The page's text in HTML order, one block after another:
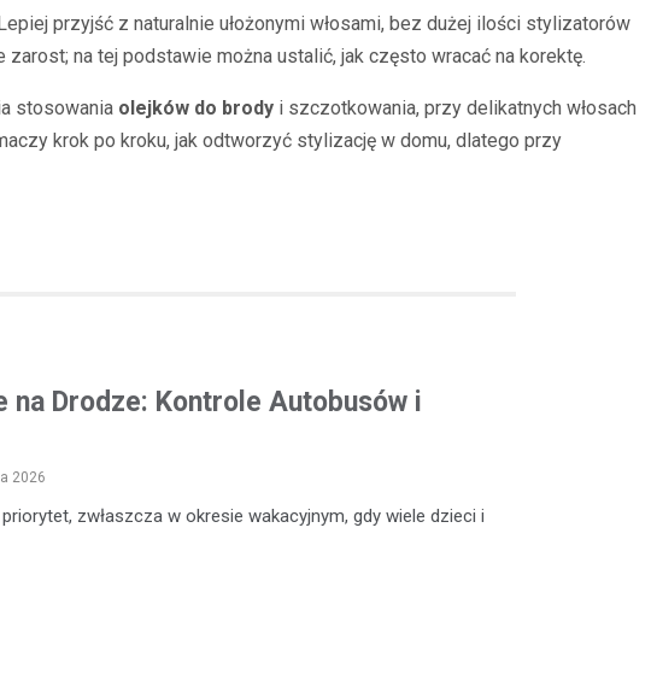
przyjść z naturalnie ułożonymi włosami, bez dużej ilości stylizatorów
na tej podstawie można ustalić, jak często wracać na korektę.
stosowania olejków do brody i szczotkowania, przy delikatnych włosach
krok po kroku, jak odtworzyć stylizację w domu, dlatego przy
na Drodze: Kontrole Autobusów i
2026
zwłaszcza w okresie wakacyjnym, gdy wiele dzieci i